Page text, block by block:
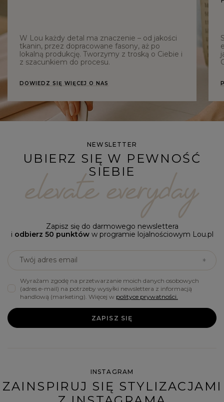
W Lou każdy detal ma znaczenie – od jakości
tkanin, przez dopracowane fasony, aż po
lokalną produkcję. Tworzymy z troską o Ciebie i
z szacunkiem do procesu.
DOWIEDZ SIĘ WIĘCEJ O NAS
NEWSLETTER
UBIERZ SIĘ W PEWNOŚĆ
SIEBIE
Zapisz się do darmowego newslettera
i odbierz 50 punktóww programie lojalnościowym Lou.pl
Twój adres email
Wyrażam zgodę na przetwarzanie moich danych osobowych
(adres e-mail) na potrzeby wysyłki newslettera z informacją
handlową (marketing). Więcej w polityce prywatności.
ZAPISZ SIĘ
INSTAGRAM
ZAINSPIRUJ SIĘ STYLIZACJAMI